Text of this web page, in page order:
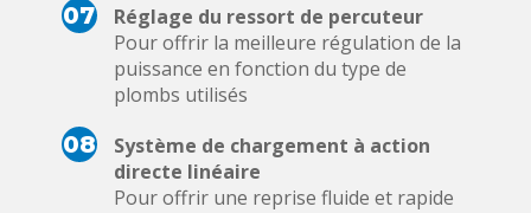
07
Réglage du ressort de percuteur
Pour offrir la meilleure régulation de la
puissance en fonction du type de
plombs utilisés
08
Système de chargement à action
directe linéaire
Pour offrir une reprise fluide et rapide